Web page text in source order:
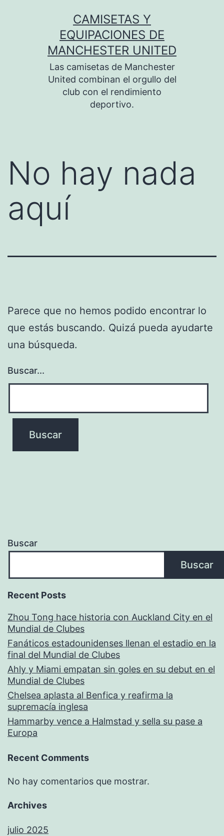
CAMISETAS Y
EQUIPACIONES DE
MANCHESTER UNITED
Las camisetas de Manchester
United combinan el orgullo del
club con el rendimiento
deportivo.
No hay nada
aquí
Parece que no hemos podido encontrar lo
que estás buscando. Quizá pueda ayudarte
una búsqueda.
Buscar...
Buscar
Buscar
Recent Posts
Zhou Tong hace historia con Auckland City en el
Mundial de Clubes
Fanáticos estadounidenses llenan el estadio en la
final del Mundial de Clubes
Ahly y Miami empatan sin goles en su debut en el
Mundial de Clubes
Chelsea aplasta al Benfica y reafirma la
supremacía inglesa
Hammarby vence a Halmstad y sella su pase a
Europa
Recent Comments
No hay comentarios que mostrar.
Archives
julio 2025